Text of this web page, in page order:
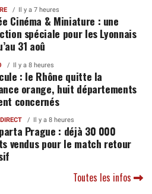
Il y a 7 heures
Cinéma & Miniature : une
spéciale pour les Lyonnais
31 aoû
Il y a 8 heures
: le Rhône quitte la
orange, huit départements
concernés
Il y a 8 heures
Prague : déjà 30 000
vendus pour le match retour
Toutes les infos